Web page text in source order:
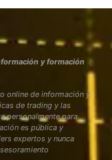
y formación
online de información y
de trading y las
personalmente para
es pública y
expertos y nunca